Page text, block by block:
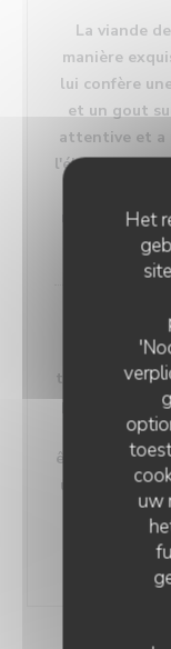
Het
uw
La viande
manière
lui confère
et un gout
attentive et a
l'élevage, la
manifeste
Le wagyu
telles que le
plus élevé et
graisse et
être cuisinée
une plaque
sauter les
chaude